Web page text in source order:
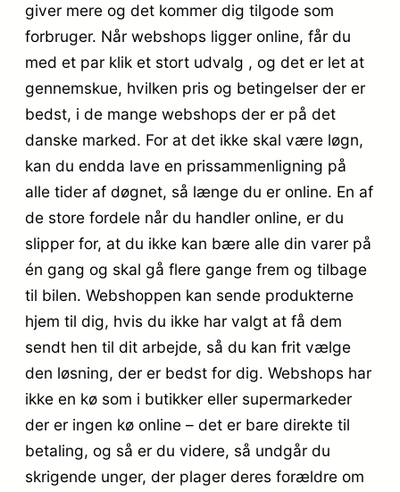
giver mere og det kommer dig tilgode som
forbruger. Når webshops ligger online, får du
med et par klik et stort udvalg , og det er let at
gennemskue, hvilken pris og betingelser der er
bedst, i de mange webshops der er på det
danske marked. For at det ikke skal være løgn,
kan du endda lave en prissammenligning på
alle tider af døgnet, så længe du er online. En af
de store fordele når du handler online, er du
slipper for, at du ikke kan bære alle din varer på
én gang og skal gå flere gange frem og tilbage
til bilen. Webshoppen kan sende produkterne
hjem til dig, hvis du ikke har valgt at få dem
sendt hen til dit arbejde, så du kan frit vælge
den løsning, der er bedst for dig. Webshops har
ikke en kø som i butikker eller supermarkeder
der er ingen kø online – det er bare direkte til
betaling, og så er du videre, så undgår du
skrigende unger, der plager deres forældre om